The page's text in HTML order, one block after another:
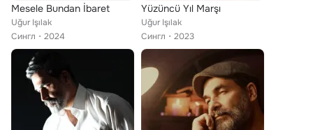
Mesele Bundan İbaret
Uğur Işılak
Сингл
2024
Yüzüncü Yıl Marşı
Uğur Işılak
Сингл
2023